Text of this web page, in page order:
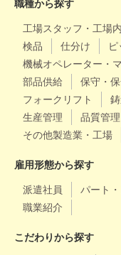
職種から探す
工場スタッフ・工場
検品
仕分け
機械オペレーター・
部品供給
保守・
フォークリフト
生産管理
品質管理
その他製造業・工場
雇用形態から探す
派遣社員 パート
職業紹介
こだわりから探す